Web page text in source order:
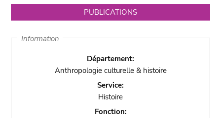
PUBLICATIONS
Information
Département:
Anthropologie culturelle & histoire
Service:
Histoire
Fonction: